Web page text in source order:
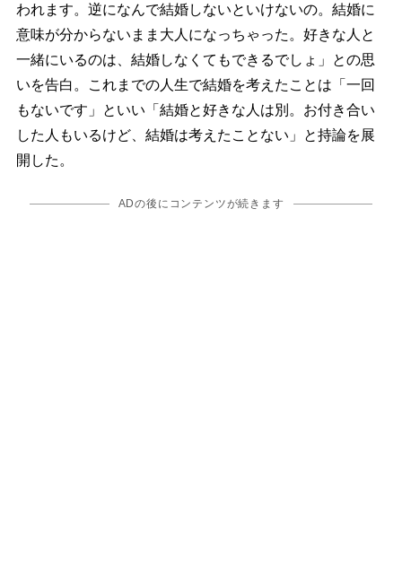
われます。逆になんで結婚しないといけないの。結婚に
意味が分からないまま大人になっちゃった。好きな人と
一緒にいるのは、結婚しなくてもできるでしょ」との思
いを告白。これまでの人生で結婚を考えたことは「一回
もないです」といい「結婚と好きな人は別。お付き合い
した人もいるけど、結婚は考えたことない」と持論を展
開した。
ADの後にコンテンツが続きます